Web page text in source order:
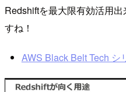
Redshiftを最大限有効活用
すね！
AWS Black Belt Tech シ